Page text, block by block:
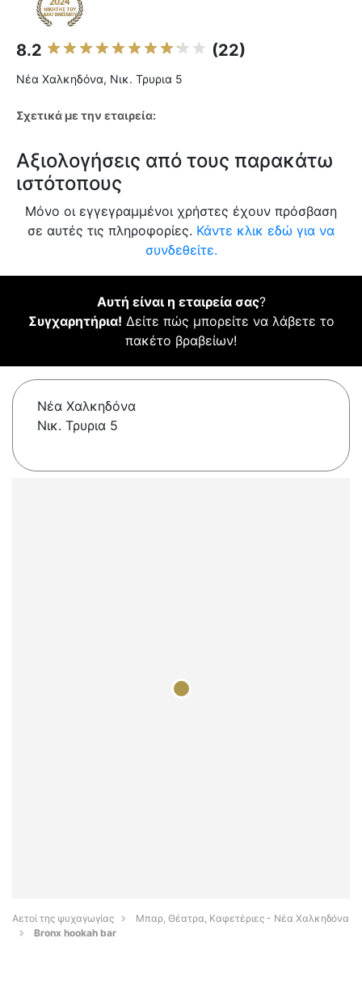
8.2 (22)
Νέα Χαλκηδόνα, Νικ. Τρυρια 5
Σχετικά με την εταιρεία:
Αξιολογήσεις από τους παρακάτω
ιστότοπους
Μόνο οι εγγεγραμμένοι χρήστες έχουν πρόσβαση
σε αυτές τις πληροφορίες. Κάντε κλικ εδώ για να
συνδεθείτε.
Αυτή είναι η εταιρεία σας?
Συγχαρητήρια! Δείτε πώς μπορείτε να λάβετε το
πακέτο βραβείων!
Νέα Χαλκηδόνα
Νικ. Τρυρια 5
Αετοί της ψυχαγωγίας
Μπαρ, Θέατρα, Καφετέριες - Νέα Χαλκηδόνα
Bronx hookah bar